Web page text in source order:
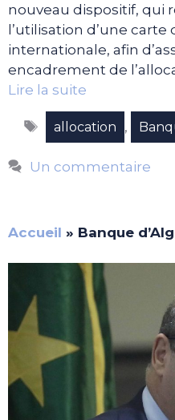
nouveau dispositif, qui
l’utilisation d’une
internationale, afin
encadrement de
Lire la suite
Étiquettes
allocation ,
Un commentaire
Accueil » Banque